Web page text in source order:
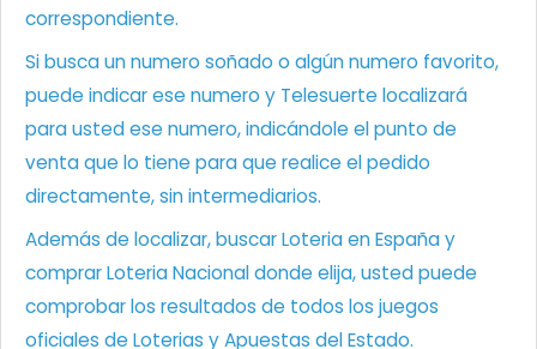
correspondiente.
Si busca un numero soñado o algún numero favorito,
puede indicar ese numero y Telesuerte localizará
para usted ese numero, indicándole el punto de
venta que lo tiene para que realice el pedido
directamente, sin intermediarios.
Además de localizar, buscar Loteria en España y
comprar Loteria Nacional donde elija, usted puede
comprobar los resultados de todos los juegos
oficiales de Loterias y Apuestas del Estado.